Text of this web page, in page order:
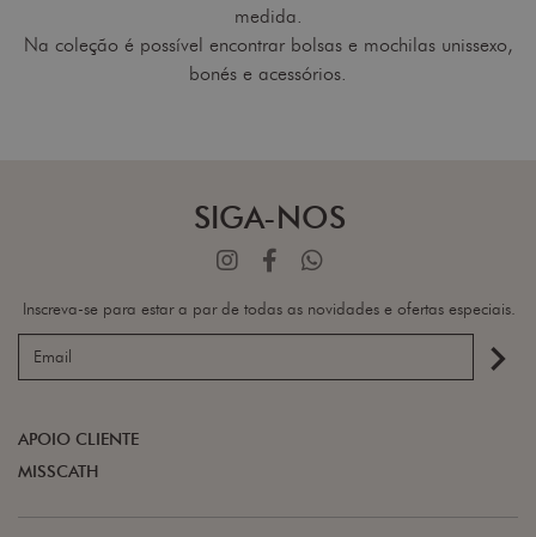
medida.
Na coleção é possível encontrar bolsas e mochilas unissexo,
bonés e acessórios.
MISSCATH
APOIO CLIENTE
Inscreva-se para estar a par de todas as novidades e ofertas especiais.
navigate_next
SIGA-NOS